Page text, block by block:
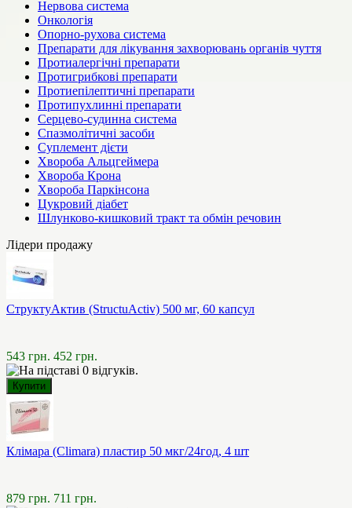
Нервова система
Онкологія
Опорно-рухова система
Препарати для лікування захворювань органів чуття
Протиалергічні препарати
Протигрибкові препарати
Протиепілептичні препарати
Протипухлинні препарати
Серцево-судинна система
Спазмолітичні засоби
Суплемент дієти
Хвороба Альцгеймера
Хвороба Крона
Хвороба Паркінсона
Цукровий діабет
Шлунково-кишковий тракт та обмін речовин
Лідери продажу
СтруктуАктив (StructuActiv) 500 мг, 60 капсул
543 грн. 452 грн.
Клімара (Climara) пластир 50 мкг/24год, 4 шт
879 грн. 711 грн.